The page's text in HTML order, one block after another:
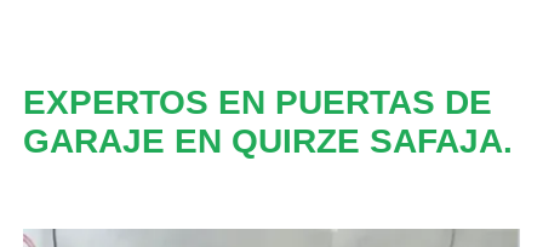
EXPERTOS EN PUERTAS DE
GARAJE EN QUIRZE SAFAJA.